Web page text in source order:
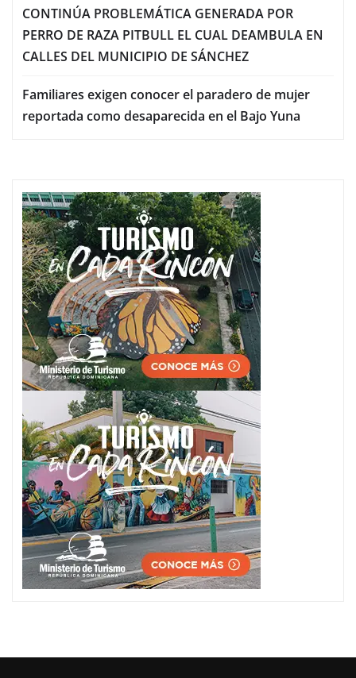
CONTINÚA PROBLEMÁTICA GENERADA POR
PERRO DE RAZA PITBULL EL CUAL DEAMBULA EN
CALLES DEL MUNICIPIO DE SÁNCHEZ
Familiares exigen conocer el paradero de mujer
reportada como desaparecida en el Bajo Yuna